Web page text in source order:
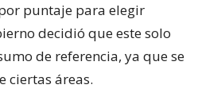
puntaje para elegir
decidió que este solo
de referencia, ya que se
ciertas áreas.